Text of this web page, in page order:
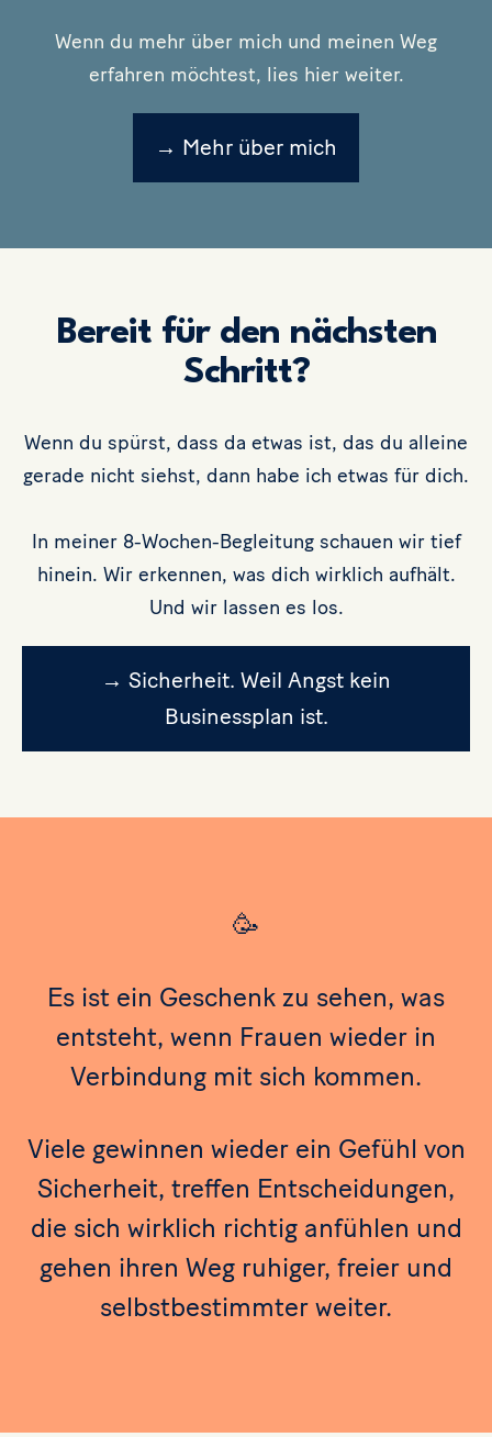
Wenn du mehr über mich und meinen Weg
erfahren möchtest, lies hier weiter.
→ Mehr über mich
Bereit für den nächsten
Schritt?
Wenn du spürst, dass da etwas ist, das du alleine
gerade nicht siehst, dann habe ich etwas für dich.
In meiner 8-Wochen-Begleitung schauen wir tief
hinein. Wir erkennen, was dich wirklich aufhält.
Und wir lassen es los.
→ Sicherheit. Weil Angst kein
Businessplan ist.
🥳
Es ist ein Geschenk zu sehen, was
entsteht, wenn Frauen wieder in
Verbindung mit sich kommen.
Viele gewinnen wieder ein Gefühl von
Sicherheit, treffen Entscheidungen,
die sich wirklich richtig anfühlen und
gehen ihren Weg ruhiger, freier und
selbstbestimmter weiter.